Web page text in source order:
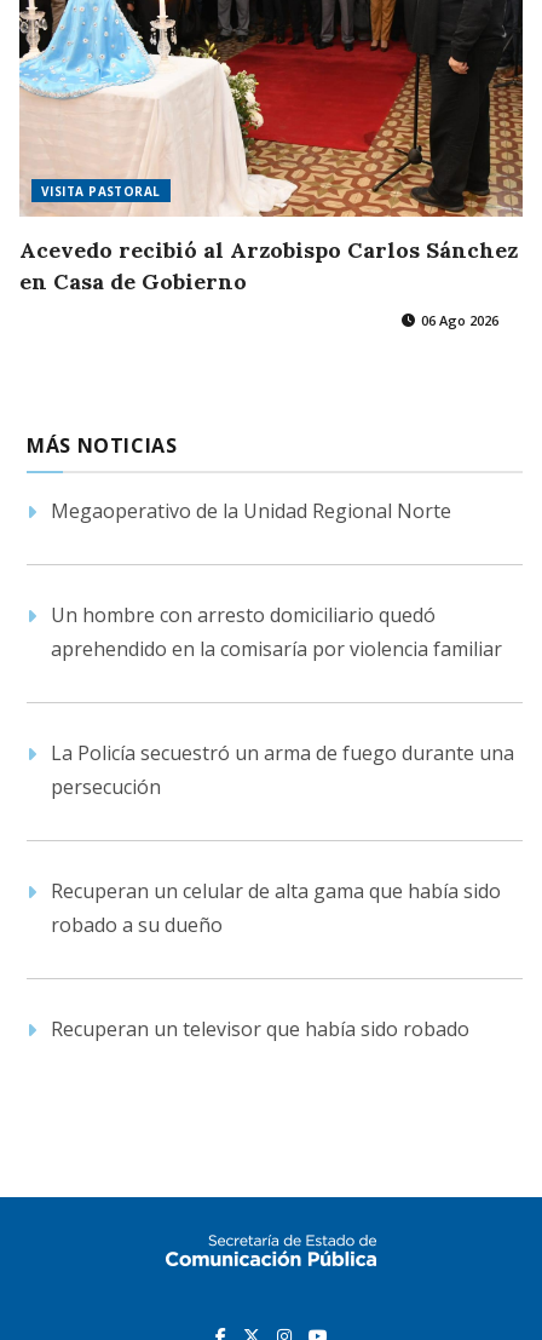
VISITA PASTORAL
Acevedo recibió al Arzobispo Carlos Sánchez
en Casa de Gobierno
06 Ago 2026
MÁS NOTICIAS
Megaoperativo de la Unidad Regional Norte
Un hombre con arresto domiciliario quedó
aprehendido en la comisaría por violencia familiar
La Policía secuestró un arma de fuego durante una
persecución
Recuperan un celular de alta gama que había sido
robado a su dueño
Recuperan un televisor que había sido robado